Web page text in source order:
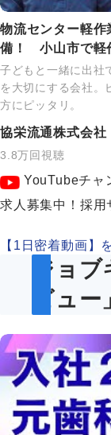
物流センター軽
備！ 小山市で軽
子どもと一緒に出社
を大切にする会社。
方にピッタリ。
協栄流通株式会社
3.8万回視聴
YouTubeチャ
求人募集中！採用
【1日密着動画】
ジョ
ビュ